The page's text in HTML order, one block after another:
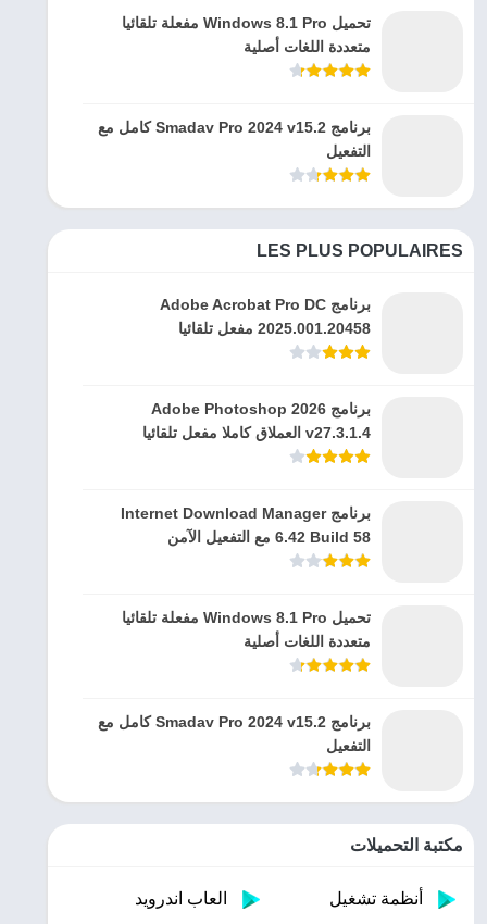
تحميل Windows 8.1 Pro مفعلة تلقائيا
متعددة اللغات أصلية
برنامج Smadav Pro 2024 v15.2 كامل مع
التفعيل
LES PLUS POPULAIRES
برنامج Adobe Acrobat Pro DC
2025.001.20458 مفعل تلقائيا
برنامج Adobe Photoshop 2026
v27.3.1.4 العملاق كاملا مفعل تلقائيا
برنامج Internet Download Manager
6.42 Build 58 مع التفعيل الآمن
تحميل Windows 8.1 Pro مفعلة تلقائيا
متعددة اللغات أصلية
برنامج Smadav Pro 2024 v15.2 كامل مع
التفعيل
مكتبة التحميلات
أنظمة تشغيل العاب اندرويد